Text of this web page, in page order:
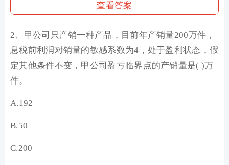
查看答案
2、甲公司只产销一种产品，目前年产销量200万件，
息税前利润对销量的敏感系数为4，处于盈利状态，假
定其他条件不变，甲公司盈亏临界点的产销量是( )万
件。
A.192
B.50
C.200